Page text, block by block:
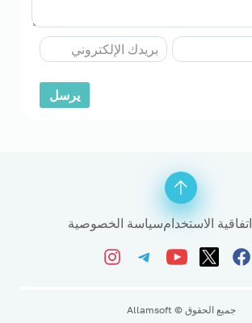
اتفاقية الاستخدامسياسة الخصوصية
جميع الحقوق © Allamsoft